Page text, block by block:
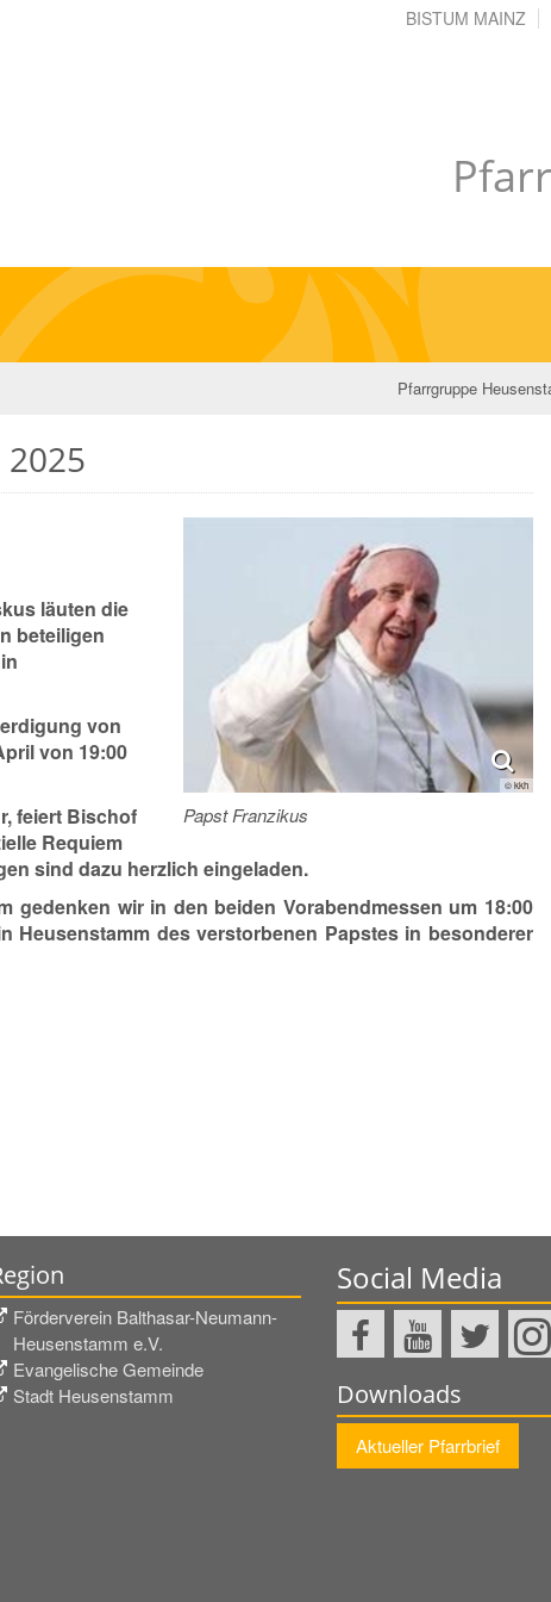
BISTUM MAINZ
Pfarrgruppe
2025
© kkh
Papst Franzikus
läuten die
beteiligen
von
von 19:00
feiert Bischof
Requiem
sind dazu herzlich eingeladen.
gedenken wir in den beiden Vorabendmessen um 18:00
Heusenstamm des verstorbenen Papstes in besonderer
Förderverein Balthasar-Neumann-
Heusenstamm e.V.
Evangelische Gemeinde
Stadt Heusenstamm
Social Media
Downloads
Aktueller Pfarrbrief